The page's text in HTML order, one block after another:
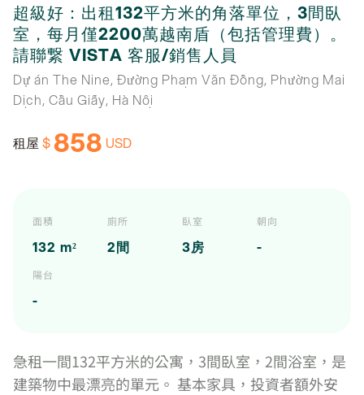
超級好：出租132平方米的角落單位，3間臥
室，每月僅2200萬越南盾（包括管理費）。
請聯繋 VISTA 客服/銷售人員
Dự án The Nine, Đường Phạm Văn Đồng, Phường Mai
Dịch, Cầu Giấy, Hà Nội
租屋 $ 858 USD
面積
132 m²
廁所
2間
臥室
3房
朝向
-
陽台
-
急租一間132平方米的公寓，3間臥室，2間浴室，是
建築物中最漂亮的單元。 基本家具，投資者額外安